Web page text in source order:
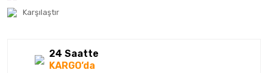
Karşılaştır
24 Saatte
KARGO’da